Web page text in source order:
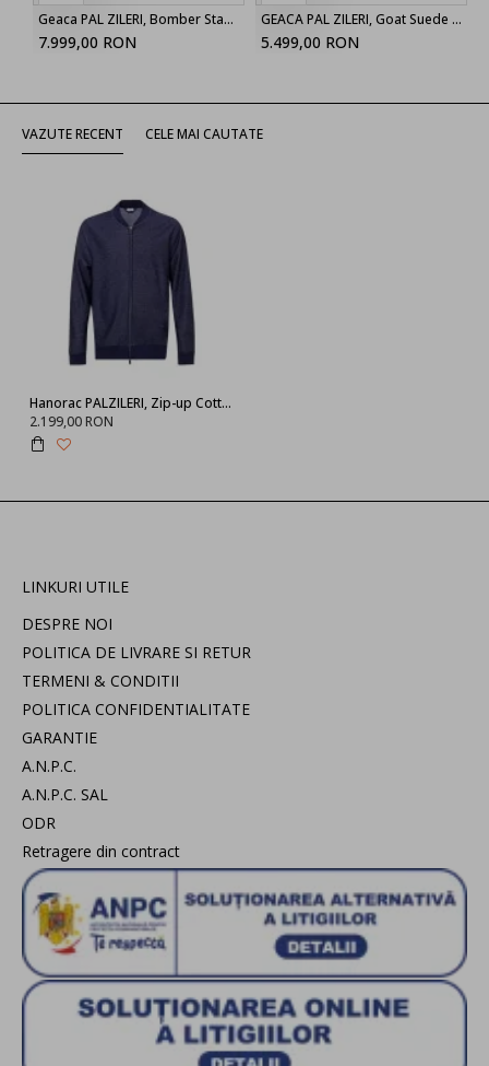
Geaca PAL ZILERI, Bomber Stand up Collar, Black
7.999,00 RON
GEACA PAL ZILERI, Goat Suede Bomber, Light Brown
5.499,00 RON
VAZUTE RECENT CELE MAI CAUTATE
Hanorac PALZILERI, Zip-up Cotton-blend Sweatshirt
2.199,00 RON
LINKURI UTILE
DESPRE NOI
POLITICA DE LIVRARE SI RETUR
TERMENI & CONDITII
POLITICA CONFIDENTIALITATE
GARANTIE
A.N.P.C.
A.N.P.C. SAL
ODR
Retragere din contract